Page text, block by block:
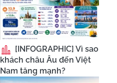
[INFOGRAPHIC] Vì sao
khách châu Âu đến Việt
Nam tăng mạnh?